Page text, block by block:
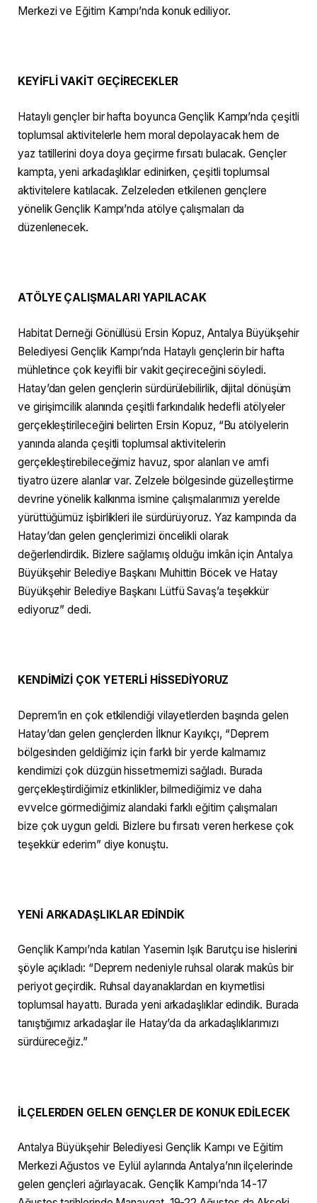
Merkezi ve Eğitim Kampı’nda konuk ediliyor.
KEYİFLİ VAKİT GEÇİRECEKLER
Hataylı gençler bir hafta boyunca Gençlik Kampı’nda çeşitli
toplumsal aktivitelerle hem moral depolayacak hem de
yaz tatillerini doya doya geçirme fırsatı bulacak. Gençler
kampta, yeni arkadaşlıklar edinirken, çeşitli toplumsal
aktivitelere katılacak. Zelzeleden etkilenen gençlere
yönelik Gençlik Kampı’nda atölye çalışmaları da
düzenlenecek.
ATÖLYE ÇALIŞMALARI YAPILACAK
Habitat Derneği Gönüllüsü Ersin Kopuz, Antalya Büyükşehir
Belediyesi Gençlik Kampı’nda Hataylı gençlerin bir hafta
mühletince çok keyifli bir vakit geçireceğini söyledi.
Hatay’dan gelen gençlerin sürdürülebilirlik, dijital dönüşüm
ve girişimcilik alanında çeşitli farkındalık hedefli atölyeler
gerçekleştirileceğini belirten Ersin Kopuz, “Bu atölyelerin
yanında alanda çeşitli toplumsal aktivitelerin
gerçekleştirebileceğimiz havuz, spor alanları ve amfi
tiyatro üzere alanlar var. Zelzele bölgesinde güzelleştirme
devrine yönelik kalkınma ismine çalışmalarımızı yerelde
yürüttüğümüz işbirlikleri ile sürdürüyoruz. Yaz kampında da
Hatay’dan gelen gençlerimizi öncelikli olarak
değerlendirdik. Bizlere sağlamış olduğu imkân için Antalya
Büyükşehir Belediye Başkanı Muhittin Böcek ve Hatay
Büyükşehir Belediye Başkanı Lütfü Savaş’a teşekkür
ediyoruz” dedi.
KENDİMİZİ ÇOK YETERLİ HİSSEDİYORUZ
Deprem’in en çok etkilendiği vilayetlerden başında gelen
Hatay’dan gelen gençlerden İlknur Kayıkçı, “Deprem
bölgesinden geldiğimiz için farklı bir yerde kalmamız
kendimizi çok düzgün hissetmemizi sağladı. Burada
gerçekleştirdiğimiz etkinlikler, bilmediğimiz ve daha
evvelce görmediğimiz alandaki farklı eğitim çalışmaları
bize çok uygun geldi. Bizlere bu fırsatı veren herkese çok
teşekkür ederim” diye konuştu.
YENİ ARKADAŞLIKLAR EDİNDİK
Gençlik Kampı’nda katılan Yasemin Işık Barutçu ise hislerini
şöyle açıkladı: “Deprem nedeniyle ruhsal olarak makûs bir
periyot geçirdik. Ruhsal dayanaklardan en kıymetlisi
toplumsal hayattı. Burada yeni arkadaşlıklar edindik. Burada
tanıştığımız arkadaşlar ile Hatay’da da arkadaşlıklarımızı
sürdüreceğiz.”
İLÇELERDEN GELEN GENÇLER DE KONUK EDİLECEK
Antalya Büyükşehir Belediyesi Gençlik Kampı ve Eğitim
Merkezi Ağustos ve Eylül aylarında Antalya’nın ilçelerinde
gelen gençleri ağırlayacak. Gençlik Kampı’nda 14-17